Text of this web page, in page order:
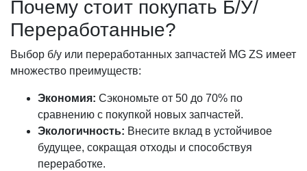
Почему стоит покупать Б/У/
Переработанные?
Выбор б/у или переработанных запчастей MG ZS имеет
множество преимуществ:
Экономия: Сэкономьте от 50 до 70% по
сравнению с покупкой новых запчастей.
Экологичность: Внесите вклад в устойчивое
будущее, сокращая отходы и способствуя
переработке.